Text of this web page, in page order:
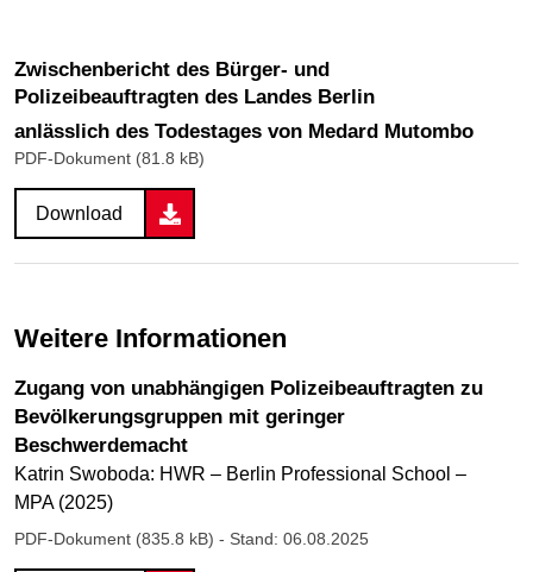
Zwischenbericht des Bürger- und
Polizeibeauftragten des Landes Berlin
anlässlich des Todestages von Medard Mutombo
PDF-Dokument (81.8 kB)
Download
Weitere Informationen
Zugang von unabhängigen Polizeibeauftragten zu
Bevölkerungsgruppen mit geringer
Beschwerdemacht
Katrin Swoboda: HWR – Berlin Professional School –
MPA (2025)
PDF-Dokument (835.8 kB) - Stand: 06.08.2025